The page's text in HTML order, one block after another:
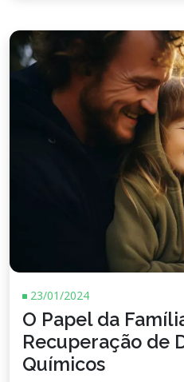
23/01/2024
O Papel da
Recuperação de
Químicos